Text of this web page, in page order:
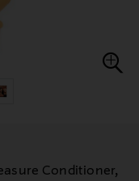
Conditioner,